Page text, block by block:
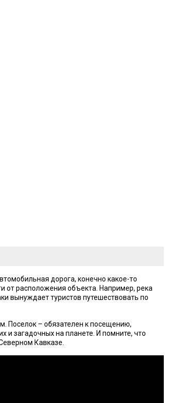
дорога, конечно какое-то
от расположения объекта. Например, река
вынуждает туристов путешествовать по
Поселок – обязателен к посещению,
загадочных на планете. И помните, что
Кавказе.